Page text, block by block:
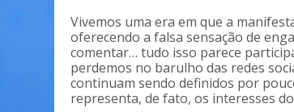
Vivemos uma era em que a
oferecendo a falsa sensação de
comentar… tudo isso parece
perdemos no barulho das redes
continuam sendo definidos por
representa, de fato, os interesses